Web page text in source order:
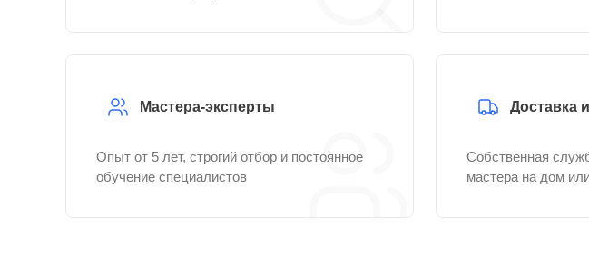
Мастера-эксперты
Опыт от 5 лет, строгий отбор и постоянное
обучение специалистов
Доставка
Собственная
мастера на дом